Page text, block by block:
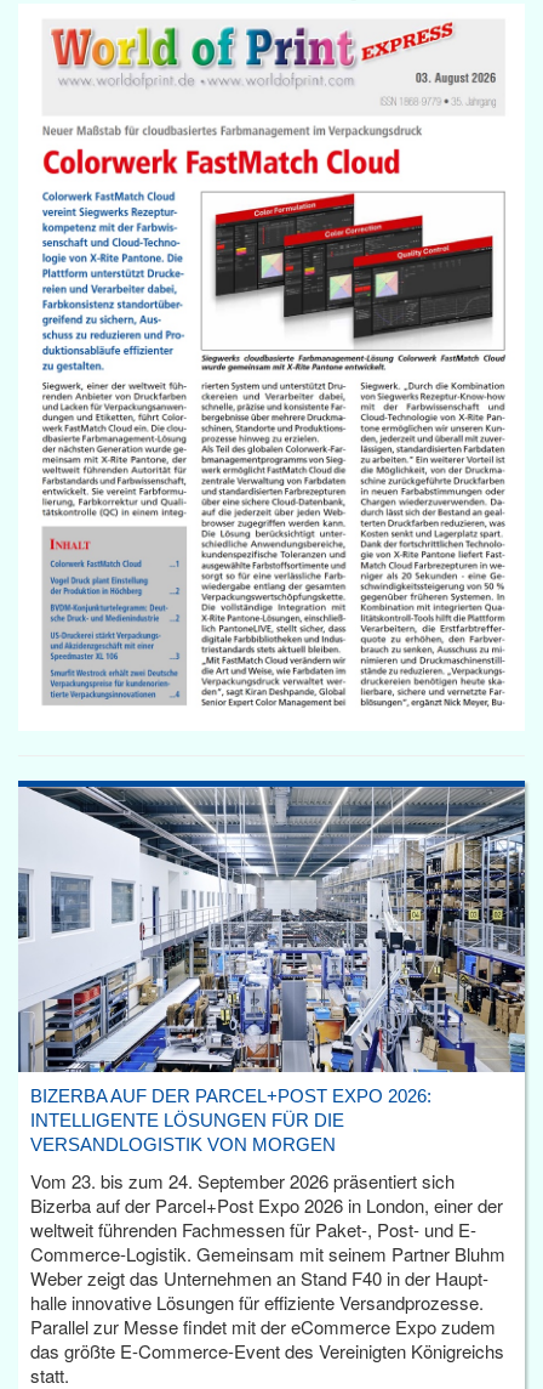
BIZERBA AUF DER PARCEL+POST EXPO 2026:
INTELLIGENTE LÖSUNGEN FÜR DIE
VERSANDLOGISTIK VON MORGEN
Vom 23. bis zum 24. September 2026 präsentiert sich
Bizerba auf der Parcel+Post Expo 2026 in London, einer der
weltweit führenden Fachmessen für Paket-, Post- und E-
Commerce-Logistik. Gemeinsam mit seinem Partner Bluhm
Weber zeigt das Unternehmen an Stand F40 in der Haupt­
halle innovative Lösungen für effiziente Versandprozesse.
Parallel zur Messe findet mit der eCommerce Expo zudem
das größte E-Commerce-Event des Vereinigten Königreichs
statt.